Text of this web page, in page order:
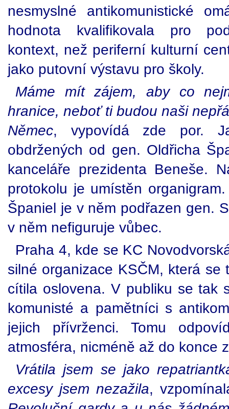
nesmyslné antikomunistické
hodnota kvalifikovala pro
kontext, než periferní kulturní
jako putovní výstavu pro školy.
Máme mít zájem, aby co
hranice, neboť ti budou naši
Němec, vypovídá zde por.
obdržených od gen. Oldřicha
kanceláře prezidenta Beneše.
protokolu je umístěn
Španiel je v něm podřazen gen.
v něm nefiguruje vůbec.
Praha 4, kde se KC
silné organizace KSČM, která se
cítila oslovena. V publiku se tak
komunisté a pamětníci s
jejich přívrženci. Tomu
atmosféra, nicméně až do konce
Vrátila jsem se jako
excesy jsem nezažila,